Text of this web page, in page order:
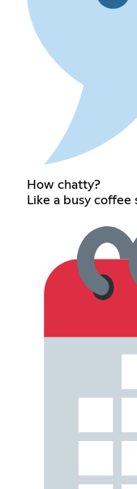
How chatty?
Like a busy coffee